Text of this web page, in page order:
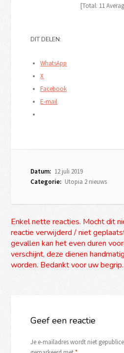
[Total: 11
DIT DELEN:
WhatsApp
X
Facebook
E-mail
Datum: 12 juli 2019
Categorie: Utopia 2 nieuws
Enkel nette reacties. Mocht dit
reactie verwijderd / niet
gevallen kan het even duren
verschijnt, deze dienen
worden. Bedankt voor uw begrip.
Geef een reactie
Je e-mailadres wordt niet